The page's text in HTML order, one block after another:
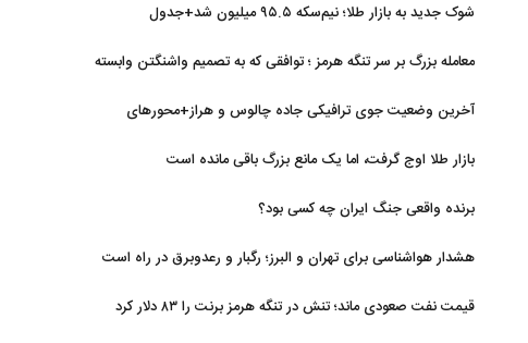
شوک جدید به بازار طلا؛ نیم‌سکه ۹۵.۵ میلیون شد+جدول
معامله بزرگ بر سر تنگه هرمز ؛ توافقی که به تصمیم واشنگتن وابسته
آخرین وضعیت جوی ترافیکی جاده چالوس و هراز+محورهای
بازار طلا اوج گرفت، اما یک مانع بزرگ باقی مانده است
برنده واقعی جنگ ایران چه کسی بود؟
هشدار هواشناسی برای تهران و البرز؛ رگبار و رعدوبرق در راه است
قیمت نفت صعودی ماند؛ تنش در تنگه هرمز برنت را ۸۳ دلار کرد